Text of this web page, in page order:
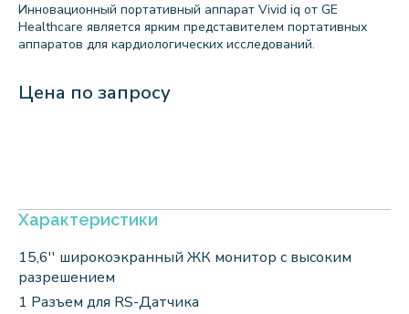
Инновационный портативный аппарат Vivid iq от GE
Healthcare является ярким представителем портативных
аппаратов для кардиологических исследований.
Цена по запросу
Характеристики
15,6'' широкоэкранный ЖК монитор с высоким
разрешением
1 Разъем для RS-Датчика